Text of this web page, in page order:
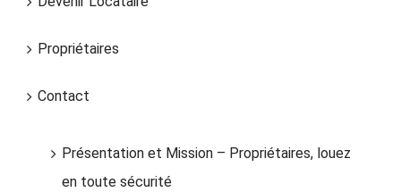
Propriétaires
Contact
Présentation et Mission – Propriétaires, louez
en toute sécurité